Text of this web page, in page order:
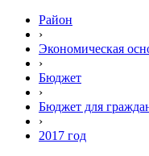
Район
›
Экономическая
›
Бюджет
›
Бюджет для
›
2017 год